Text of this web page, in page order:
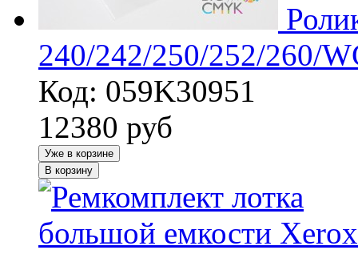
240/242/250/252/260/
Код: 059K30951
12380 руб
Уже в корзине
В корзину